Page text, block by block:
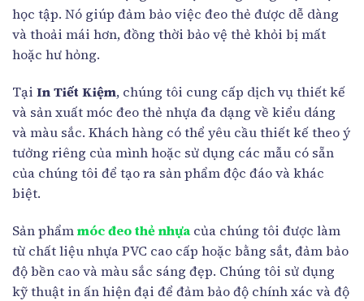
học tập. Nó giúp đảm bảo việc đeo thẻ được dễ dàng
và thoải mái hơn, đồng thời bảo vệ thẻ khỏi bị mất
hoặc hư hỏng.
Tại In Tiết Kiệm, chúng tôi cung cấp dịch vụ thiết kế
và sản xuất móc đeo thẻ nhựa đa dạng về kiểu dáng
và màu sắc. Khách hàng có thể yêu cầu thiết kế theo ý
tưởng riêng của mình hoặc sử dụng các mẫu có sẵn
của chúng tôi để tạo ra sản phẩm độc đáo và khác
biệt.
Sản phẩmmóc đeo thẻ nhựacủa chúng tôi được làm
từ chất liệu nhựa PVC cao cấp hoặc bằng sắt, đảm bảo
độ bền cao và màu sắc sáng đẹp. Chúng tôi sử dụng
kỹ thuật in ấn hiện đại để đảm bảo độ chính xác và độ